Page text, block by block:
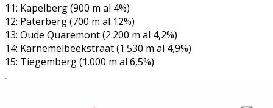
11: Kapelberg (900 m al 4%)
12: Paterberg (700 m al 12%)
13: Oude Quaremont (2.200 m al 4,2%)
14: Karnemelbeekstraat (1.530 m al 4,9%)
15: Tiegemberg (1.000 m al 6,5%)